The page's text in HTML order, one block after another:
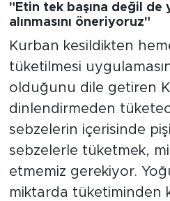
"Etin tek başına değil de
alınmasını öneriyoruz"
Kurban kesildikten
tüketilmesi
olduğunu dile getiren
dinlendirmeden
sebzelerin içerisinde
sebzelerle tüketmek,
etmemiz gerekiyor.
miktarda tüketiminden